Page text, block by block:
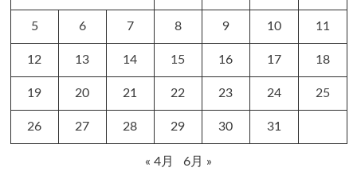
5 6 7 8 9 10 11
12 13 14 15 16 17 18
19 20 21 22 23 24 25
26 27 28 29 30 31
« 4月 6月 »